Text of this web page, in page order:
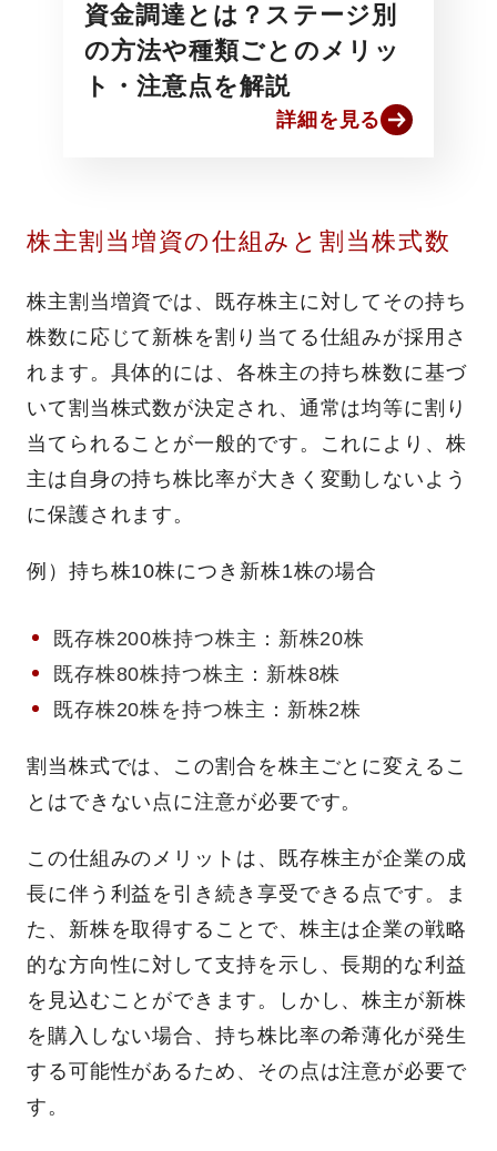
資金調達とは？ステージ別
の方法や種類ごとのメリッ
ト・注意点を解説
詳細を見る
株主割当増資の仕組みと割当株式数
株主割当増資では、既存株主に対してその持ち
株数に応じて新株を割り当てる仕組みが採用さ
れます。具体的には、各株主の持ち株数に基づ
いて割当株式数が決定され、通常は均等に割り
当てられることが一般的です。これにより、株
主は自身の持ち株比率が大きく変動しないよう
に保護されます。
例）持ち株10株につき新株1株の場合
既存株200株持つ株主：新株20株
既存株80株持つ株主：新株8株
既存株20株を持つ株主：新株2株
割当株式では、この割合を株主ごとに変えるこ
とはできない点に注意が必要です。
この仕組みのメリットは、既存株主が企業の成
長に伴う利益を引き続き享受できる点です。ま
た、新株を取得することで、株主は企業の戦略
的な方向性に対して支持を示し、長期的な利益
を見込むことができます。しかし、株主が新株
を購入しない場合、持ち株比率の希薄化が発生
する可能性があるため、その点は注意が必要で
す。